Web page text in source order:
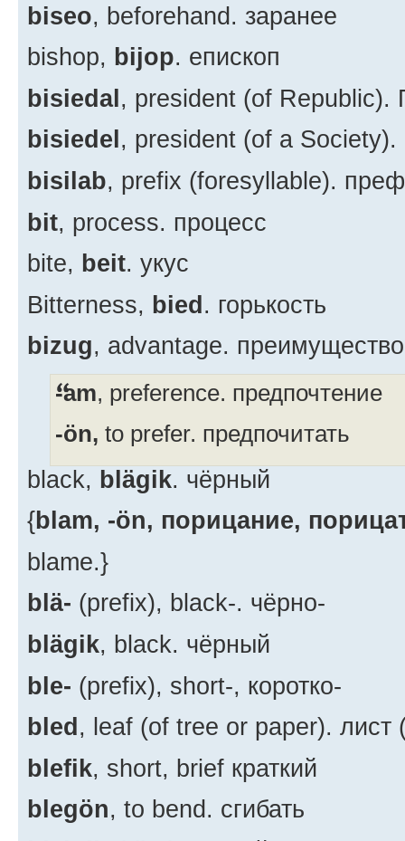
biseo, beforehand. заранее
bishop, bijop. епископ
bisiedal, president (of Republic).
bisiedel , president (of a
bisilab, prefix (foresyllable).
bit, process. процесс
bite, beit. укус
Bitterness, bied. горькость
bizug, advantage. преимущество
-am, preference. предпочтение
-ön, to prefer. предпочитать
black, blägik. чёрный
{blam, -ön, порицание,
blame.}
blä- (prefix), black-. чёрно-
blägik, black. чёрный
ble- (prefix), short-, коротко-
bled, leaf (of tree or paper). лист
blefik, short, brief краткий
blegön, to bend. сгибать